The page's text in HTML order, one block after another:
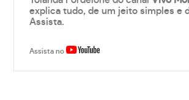
explica tudo, de um jeito simples e
Assista.
Assista no